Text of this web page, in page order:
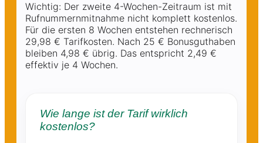
Wichtig: Der zweite 4-Wochen-Zeitraum ist mit
Rufnummernmitnahme nicht komplett kostenlos.
Für die ersten 8 Wochen entstehen rechnerisch
29,98 € Tarifkosten. Nach 25 € Bonusguthaben
bleiben 4,98 € übrig. Das entspricht 2,49 €
effektiv je 4 Wochen.
Wie lange ist der Tarif wirklich
kostenlos?